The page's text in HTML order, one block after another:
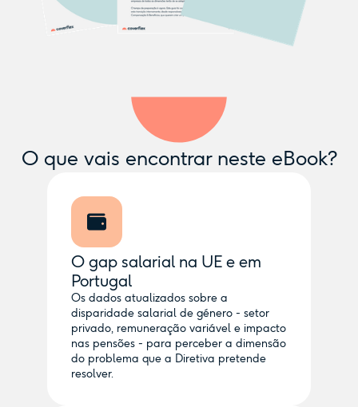
O que vais encontrar neste eBook?
O gap salarial na UE e em
Portugal
Os dados atualizados sobre a
disparidade salarial de género - setor
privado, remuneração variável e impacto
nas pensões - para perceber a dimensão
do problema que a Diretiva pretende
resolver.